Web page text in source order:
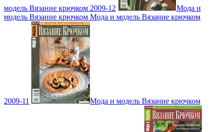
модель Вязание крючком 2009-12
Мода и
модель Вязание крючком Мода и модель Вязание крючком
2009-11 Мода и модель Вязание крючком